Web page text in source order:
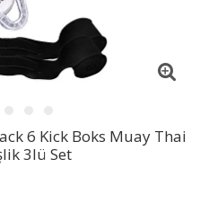
6 Kick Boks Muay Thai
3lü Set